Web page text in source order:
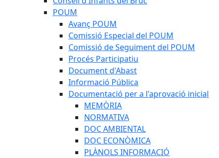
POUM
Avanç POUM
Comissió Especial del POUM
Comissió de Seguiment del POUM
Procés Participatiu
Document d'Abast
Informació Pública
Documentació per a l'aprovació inicial
MEMÒRIA
NORMATIVA
DOC AMBIENTAL
DOC ECONÒMICA
PLÀNOLS INFORMACIÓ